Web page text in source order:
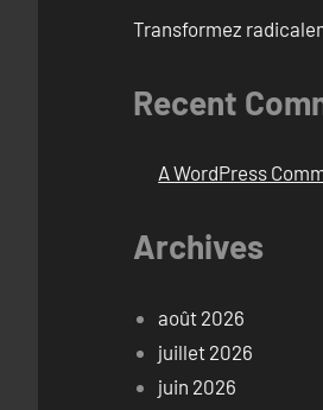
Transformez
Recent
A WordPress
Archives
août 2026
juillet 2026
juin 2026